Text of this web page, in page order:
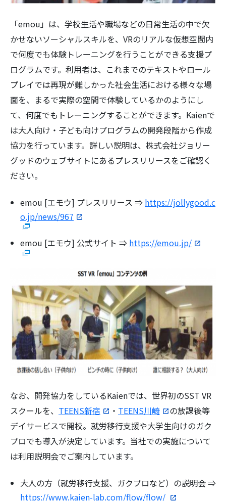
「emou」は、学校生活や職場などの日常生活の中で欠
かせないソーシャルスキルを、VRのリアルな仮想空間内
で何度でも体験トレーニングを行うことができる支援プ
ログラムです。利用者は、これまでのテキストやロール
プレイでは再現が難しかった社会生活における様々な場
面を、まるで実際の空間で体験しているかのようにし
て、何度でもトレーニングすることができます。Kaienで
は大人向け・子ども向けプログラムの開発段階から作成
協力を行っています。詳しい説明は、株式会社ジョリー
グッドのウェブサイトにあるプレスリリースをご確認く
ださい。
emou [エモウ] プレスリリース ⇒ https://jollygood.c
o.jp/news/967
emou [エモウ] 公式サイト ⇒ https://emou.jp/
なお、開発協力をしているKaienでは、世界初のSST VR
スクールを、 TEENS新宿 ・ TEENS川崎
の放課後等
デイサービスで開校。就労移行支援や大学生向けのガク
プロでも導入が決定しています。当社での実施について
は利用説明会でご案内しています。
大人の方（就労移行支援、ガクプロなど）の説明会 ⇒
https://www.kaien-lab.com/flow/flow/